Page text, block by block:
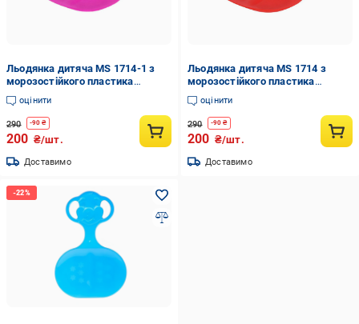
Льодянка дитяча MS 1714-1 з
морозостійкого пластика
Рожевий (29824032)
оцінити
290 -90 ₴
200 ₴/шт.
Доставимо
Льодянка дитяча MS 1714 з
морозостійкого пластика
Червоний (29824014)
оцінити
290 -90 ₴
200 ₴/шт.
Доставимо